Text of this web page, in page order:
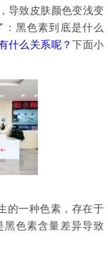
导致皮肤颜色变浅变
：黑色素到底是什么
什么关系呢？下面小
一种色素，存在于
黑色素含量差异导致